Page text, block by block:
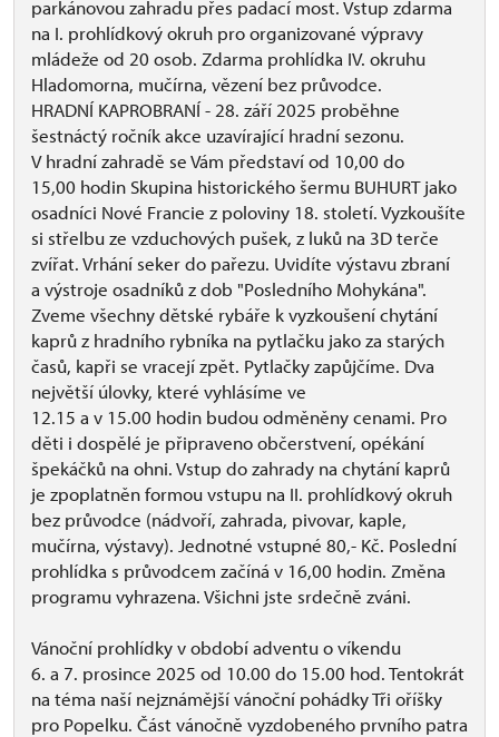
parkánovou zahradu přes padací most. Vstup zdarma
na I. prohlídkový okruh pro organizované výpravy
mládeže od 20 osob. Zdarma prohlídka IV. okruhu
Hladomorna, mučírna, vězení bez průvodce.
HRADNÍ KAPROBRANÍ - 28. září 2025 proběhne
šestnáctý ročník akce uzavírající hradní sezonu.
V hradní zahradě se Vám představí od 10,00 do
15,00 hodin Skupina historického šermu BUHURT jako
osadníci Nové Francie z poloviny 18. století. Vyzkoušíte
si střelbu ze vzduchových pušek, z luků na 3D terče
zvířat. Vrhání seker do pařezu. Uvidíte výstavu zbraní
a výstroje osadníků z dob "Posledního Mohykána".
Zveme všechny dětské rybáře k vyzkoušení chytání
kaprů z hradního rybníka na pytlačku jako za starých
časů, kapři se vracejí zpět. Pytlačky zapůjčíme. Dva
největší úlovky, které vyhlásíme ve
12.15 a v 15.00 hodin budou odměněny cenami. Pro
děti i dospělé je připraveno občerstvení, opékání
špekáčků na ohni. Vstup do zahrady na chytání kaprů
je zpoplatněn formou vstupu na II. prohlídkový okruh
bez průvodce (nádvoří, zahrada, pivovar, kaple,
mučírna, výstavy). Jednotné vstupné 80,- Kč. Poslední
prohlídka s průvodcem začíná v 16,00 hodin. Změna
programu vyhrazena. Všichni jste srdečně zváni.
Vánoční prohlídky v období adventu o víkendu
6. a 7. prosince 2025 od 10.00 do 15.00 hod. Tentokrát
na téma naší nejznámější vánoční pohádky Tři oříšky
pro Popelku. Část vánočně vyzdobeného prvního patra